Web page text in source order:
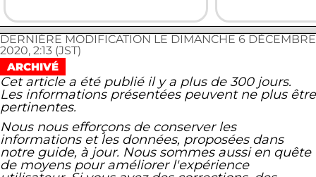
DERNIÈRE MODIFICATION LE DIMANCHE 6 DÉCEMBRE
2020, 2:13 (JST)
ARCHIVÉ
Cet article a été publié il y a plus de 300 jours.
Les informations présentées peuvent ne plus être
pertinentes.
Nous nous efforçons de conserver les
informations et les données, proposées dans
notre guide, à jour. Nous sommes aussi en quête
de moyens pour améliorer l'expérience